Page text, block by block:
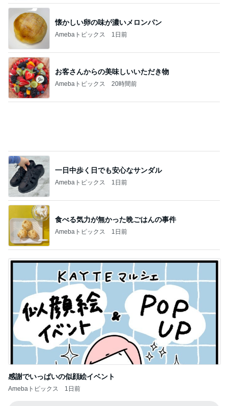
懐かしい卵の味が濃いメロンパン
Amebaトピックス 1日前
お客さんからの美味しいいただき物
Amebaトピックス 20時間前
食べる気力が無かった晩ごはんの事件
Amebaトピックス 1日前
感謝でいっぱいの似顔絵イベント
Amebaトピックス 1日前
記事を読む